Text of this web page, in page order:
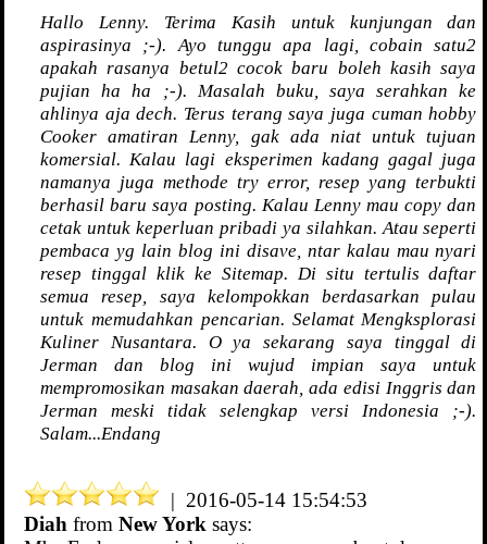
Hallo Lenny. Terima Kasih untuk kunjungan dan
aspirasinya ;-). Ayo tunggu apa lagi, cobain satu2
apakah rasanya betul2 cocok baru boleh kasih saya
pujian ha ha ;-). Masalah buku, saya serahkan ke
ahlinya aja dech. Terus terang saya juga cuman hobby
Cooker amatiran Lenny, gak ada niat untuk tujuan
komersial. Kalau lagi eksperimen kadang gagal juga
namanya juga methode try error, resep yang terbukti
berhasil baru saya posting. Kalau Lenny mau copy dan
cetak untuk keperluan pribadi ya silahkan. Atau seperti
pembaca yg lain blog ini disave, ntar kalau mau nyari
resep tinggal klik ke Sitemap. Di situ tertulis daftar
semua resep, saya kelompokkan berdasarkan pulau
untuk memudahkan pencarian. Selamat Mengksplorasi
Kuliner Nusantara. O ya sekarang saya tinggal di
Jerman dan blog ini wujud impian saya untuk
mempromosikan masakan daerah, ada edisi Inggris dan
Jerman meski tidak selengkap versi Indonesia ;-).
Salam...Endang
| 2016-05-14 15:54:53
Diah from New York says: